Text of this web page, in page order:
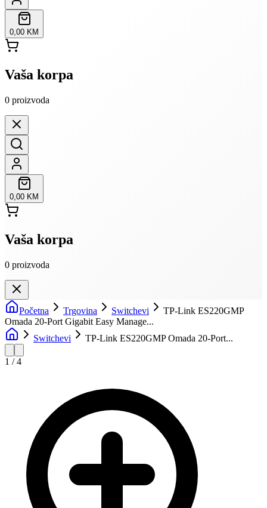
0,00 KM
Vaša korpa
0 proizvoda
0,00 KM
Vaša korpa
0 proizvoda
Početna Trgovina Switchevi
TP-Link ES220GMP
Omada 20-Port Gigabit Easy Manage...
Switchevi
TP-Link ES220GMP Omada 20-Port...
1 /4